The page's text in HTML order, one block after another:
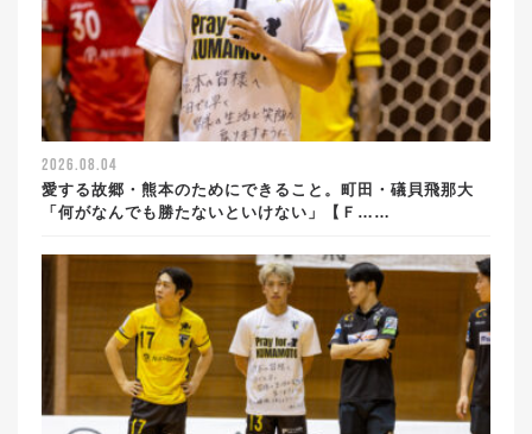
2026.08.04
愛する故郷・熊本のためにできること。町田・礒貝飛那大
「何がなんでも勝たないといけない」【Ｆ……